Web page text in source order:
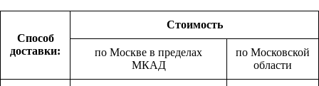
Способ
доставки:
Стоимость
по Москве в пределах
МКАД
по Московской
области